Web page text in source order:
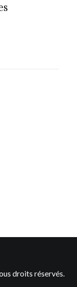
droits réservés.